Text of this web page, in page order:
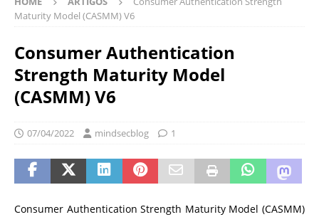
Maturity Model (CASMM) V6
Consumer Authentication
Strength Maturity Model
(CASMM) V6
07/04/2022 mindsecblog 1
Consumer Authentication Strength Maturity Model (CASMM)